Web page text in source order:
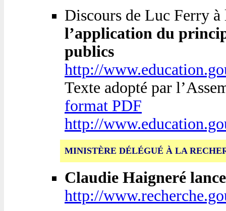
Discours de Luc Ferry à
l’application du
publics
http://
Texte adopté par
format PDF
http://
MINISTÈRE DÉLÉGUÉ À LA
Claudie Haigneré
http://